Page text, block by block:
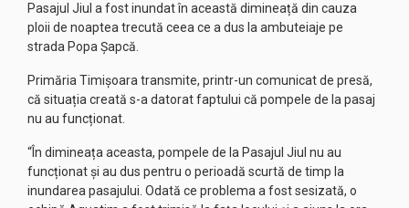
Pasajul Jiul a fost inundat în această dimineață din cauza
ploii de noaptea trecută ceea ce a dus la ambuteiaje pe
strada Popa Șapcă.
Primăria Timișoara transmite, printr-un comunicat de presă,
că situația creată s-a datorat faptului că pompele de la pasaj
nu au funcționat.
“În dimineața aceasta, pompele de la Pasajul Jiul nu au
funcționat și au dus pentru o perioadă scurtă de timp la
inundarea pasajului. Odată ce problema a fost sesizată, o